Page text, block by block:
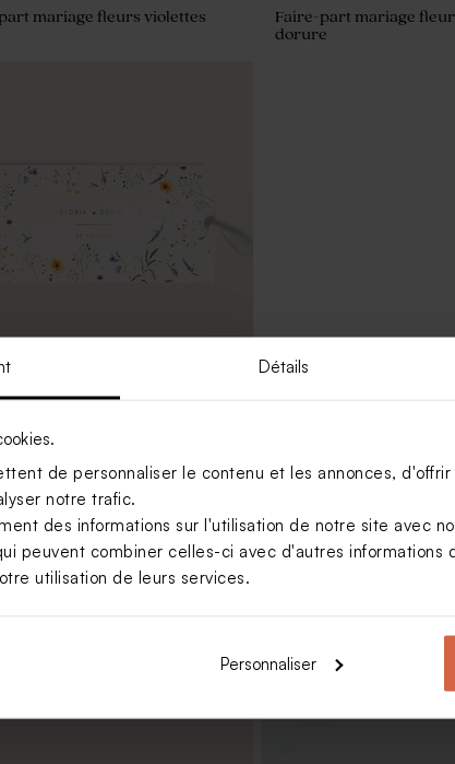
Détails
de personnaliser le contenu et les annonces,
notre trafic.
des informations sur l'utilisation de notre site avec
peuvent combiner celles-ci avec d'autres informations
utilisation de leurs services.
Personnaliser
mariage fleurs violettes
Faire-part mariage
dorure